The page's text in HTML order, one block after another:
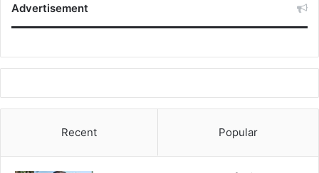
Advertisement
Recent Popular